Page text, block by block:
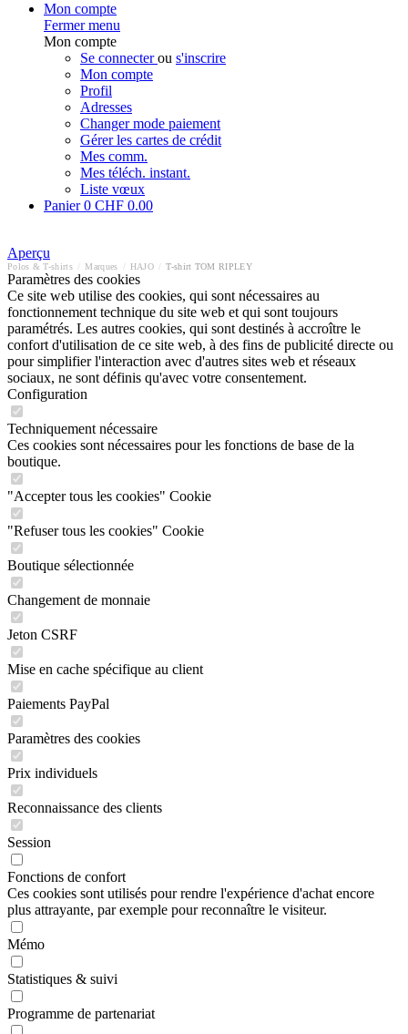
Mon compte
Fermer menu
Mon compte
Se connecterou s'inscrire
Mon compte
Profil
Adresses
Changer mode paiement
Gérer les cartes de crédit
Mes comm.
Mes téléch. instant.
Liste vœux
Panier0 CHF 0.00
Aperçu
Polos & T-shirts Marques HAJO T-shirt TOM RIPLEY
Paramètres des cookies
Ce site web utilise des cookies, qui sont nécessaires au
fonctionnement technique du site web et qui sont toujours
paramétrés. Les autres cookies, qui sont destinés à accroître le
confort d'utilisation de ce site web, à des fins de publicité directe ou
pour simplifier l'interaction avec d'autres sites web et réseaux
sociaux, ne sont définis qu'avec votre consentement.
Configuration
Techniquement nécessaire
Ces cookies sont nécessaires pour les fonctions de base de la
boutique.
"Accepter tous les cookies" Cookie
"Refuser tous les cookies" Cookie
Boutique sélectionnée
Changement de monnaie
Jeton CSRF
Mise en cache spécifique au client
Paiements PayPal
Paramètres des cookies
Prix individuels
Reconnaissance des clients
Session
Fonctions de confort
Ces cookies sont utilisés pour rendre l'expérience d'achat encore
plus attrayante, par exemple pour reconnaître le visiteur.
Mémo
Statistiques & suivi
Programme de partenariat